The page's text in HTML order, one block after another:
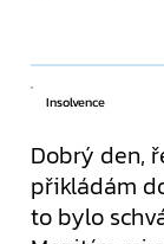
Insolvence
Dobrý den,
přikládám
to bylo